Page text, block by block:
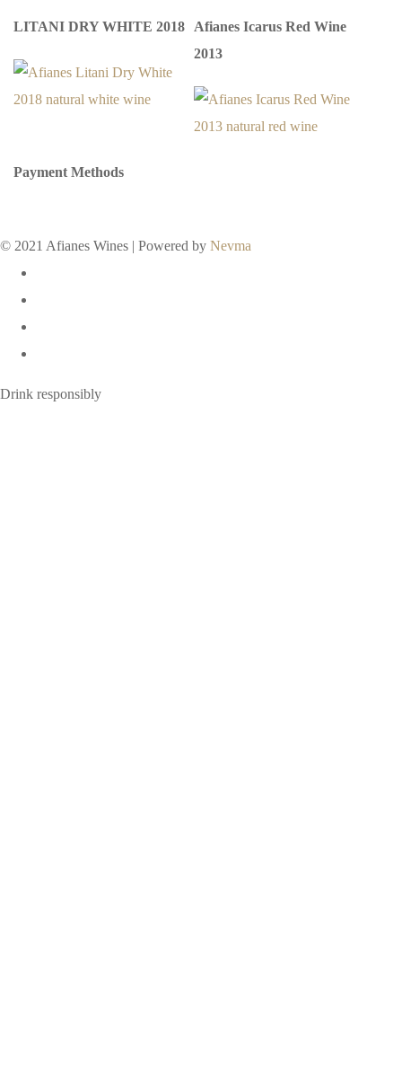
LITANI DRY WHITE 2018
Afianes Icarus Red Wine
2013
Payment Methods
© 2021 Afianes Wines | Powered by Nevma
Drink responsibly